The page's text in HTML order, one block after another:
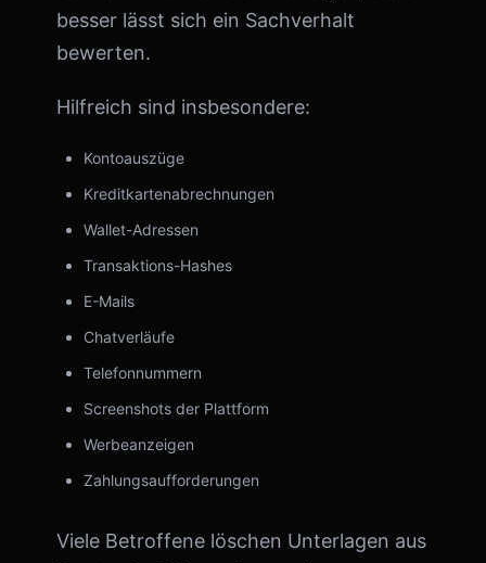
besser lässt sich ein Sachverhalt
bewerten.
Hilfreich sind insbesondere:
Kontoauszüge
Kreditkartenabrechnungen
Wallet-Adressen
Transaktions-Hashes
E-Mails
Chatverläufe
Telefonnummern
Screenshots der Plattform
Werbeanzeigen
Zahlungsaufforderungen
Viele Betroffene löschen Unterlagen aus